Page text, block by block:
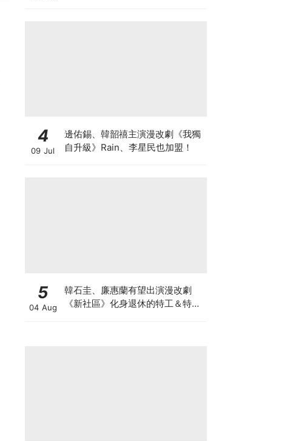
4
09 Jul
邊佑錫、韓韶禧主演漫改劇《我獨
自升級》Rain、李星民也加盟！
5
04 Aug
韓石圭、廉惠蘭有望出演漫改劇
《新社區》化身退休的特工＆特種